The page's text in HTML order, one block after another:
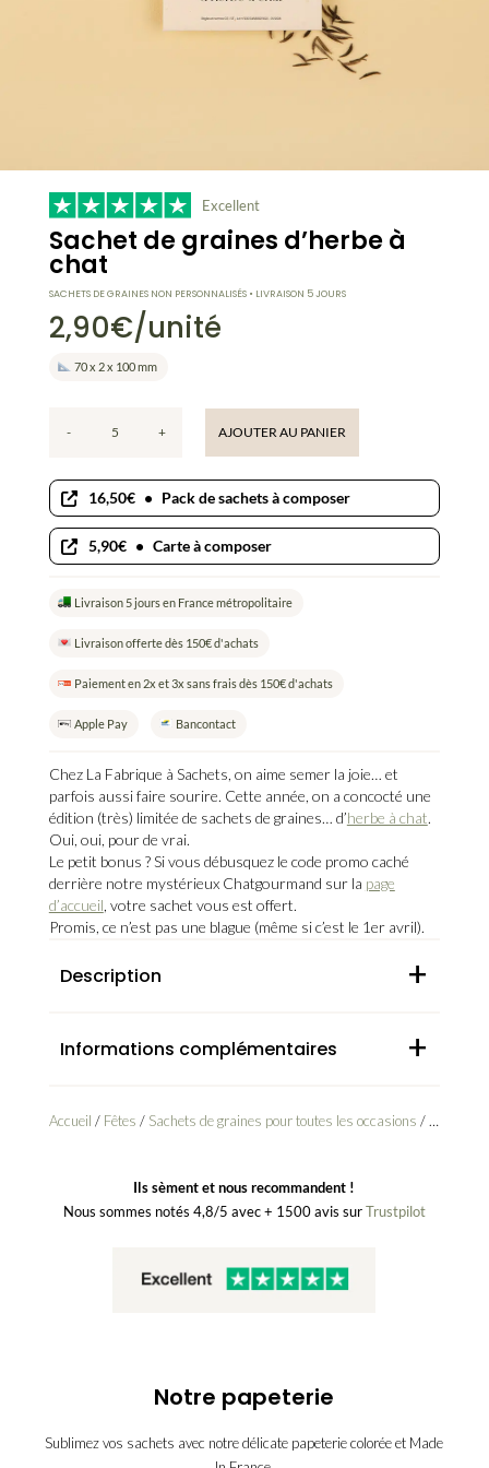
Excellent
Sachet de graines d’herbe à
chat
SACHETS DE GRAINES NON PERSONNALISÉS • LIVRAISON 5 JOURS
2,90€/unité
70 x 2 x 100 mm
Chez La Fabrique à Sachets, on aime semer la joie… et
parfois aussi faire sourire. Cette année, on a concocté une
édition (très) limitée de sachets de graines… d’herbe à chat.
Oui, oui, pour de vrai.
Le petit bonus ? Si vous débusquez le code promo caché
derrière notre mystérieux Chatgourmand sur la page
d’accueil, votre sachet vous est offert.
Promis, ce n’est pas une blague (même si c’est le 1er avril).
-
Sachet
de
graines
d'herbe
chat
+ AJOUTER AU PANIER
16,50€ • Pack de sachets à composer
5,90€ • Carte à composer
Livraison 5 jours en France métropolitaire
Livraison offerte dès 150€ d'achats
Paiement en 2x et 3x sans frais dès 150€ d'achats
Apple Pay Bancontact
Description +
Informations complémentaires +
Accueil / Fêtes / Sachets de graines pour toutes les occasions / Sachet de graines d’herbe à chat
Ils sèment et nous recommandent !
Nous sommes notés 4,8/5 avec + 1500 avis surTrustpilot
Notre papeterie
Sublimez vos sachets avec notre délicate papeterie colorée et Made